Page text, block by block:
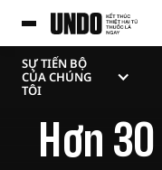
SỰ TIẾN BỘ
CỦA CHÚNG
TÔI
TIẾN
Hơn